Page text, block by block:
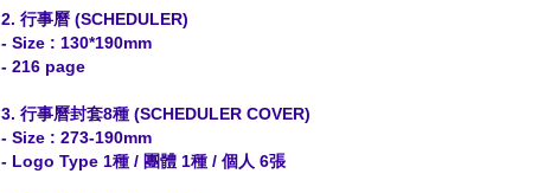
2. 行事曆 (SCHEDULER)
- Size : 130*190mm
- 216 page
3. 行事曆封套8種 (SCHEDULER COVER)
- Size : 273-190mm
- Logo Type 1種 / 團體 1種 / 個人 6張